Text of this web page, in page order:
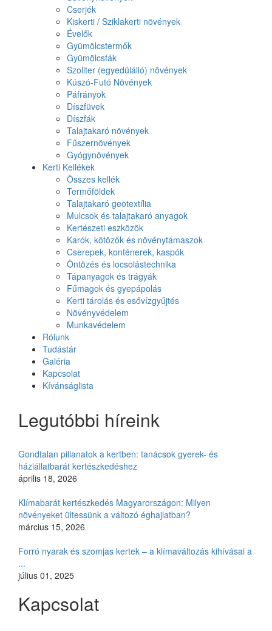
Cserjék
Kiskerti / Sziklakerti növények
Évelők
Gyümölcstermők
Gyümölcsfák
Szoliter (egyedülálló) növények
Kúszó-Futó Növények
Páfrányok
Díszfüvek
Díszfák
Talajtakaró növények
Fűszernövények
Gyógynövények
Kerti Kellékek
Összes kellék
Termőföldek
Talajtakaró geotextília
Mulcsok és talajtakaró anyagok
Kertészeti eszközök
Karók, kötözők és növénytámaszok
Cserepek, konténerek, kaspók
Öntözés és locsolástechnika
Tápanyagok és trágyák
Fűmagok és gyepápolás
Kerti tárolás és esővízgyűjtés
Növényvédelem
Munkavédelem
Rólunk
Tudástár
Galéria
Kapcsolat
Kívánságlista
Legutóbbi híreink
Gondtalan pillanatok a kertben: tanácsok gyerek- és
háziállatbarát kertészkedéshez
április 18, 2026
Klímabarát kertészkedés Magyarországon: Milyen
növényeket ültessünk a változó éghajlatban?
március 15, 2026
Forró nyarak és szomjas kertek – a klímaváltozás kihívásai a
...
július 01, 2025
Kapcsolat